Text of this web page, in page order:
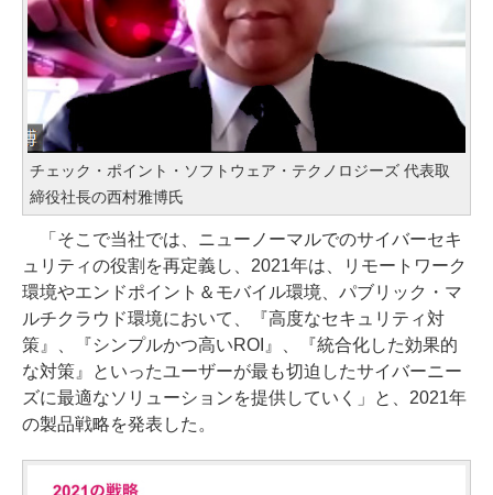
チェック・ポイント・ソフトウェア・テクノロジーズ 代表取
締役社長の西村雅博氏
「そこで当社では、ニューノーマルでのサイバーセキ
ュリティの役割を再定義し、2021年は、リモートワーク
環境やエンドポイント＆モバイル環境、パブリック・マ
ルチクラウド環境において、『高度なセキュリティ対
策』、『シンプルかつ高いROI』、『統合化した効果的
な対策』といったユーザーが最も切迫したサイバーニー
ズに最適なソリューションを提供していく」と、2021年
の製品戦略を発表した。